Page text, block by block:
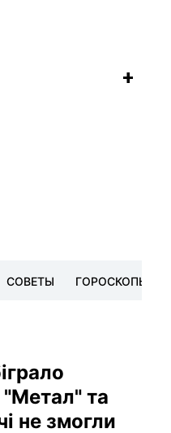
+
СОВЕТЫ ГОРОСКОПЫ
та
не змогли